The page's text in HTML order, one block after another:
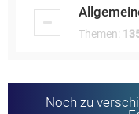
Themen:
Noch zu